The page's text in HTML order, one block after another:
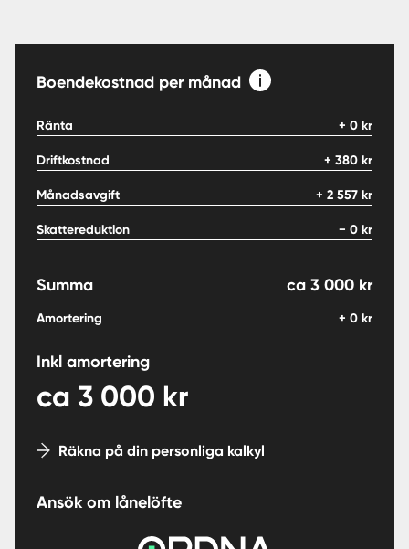
Boendekostnad per månad
Ränta + 0 kr
Driftkostnad + 380 kr
Månadsavgift + 2 557 kr
Skattereduktion − 0 kr
Summa ca 3 000 kr
Amortering + 0 kr
Inkl amortering
ca 3 000 kr
Räkna på din personliga kalkyl
Ansök om lånelöfte